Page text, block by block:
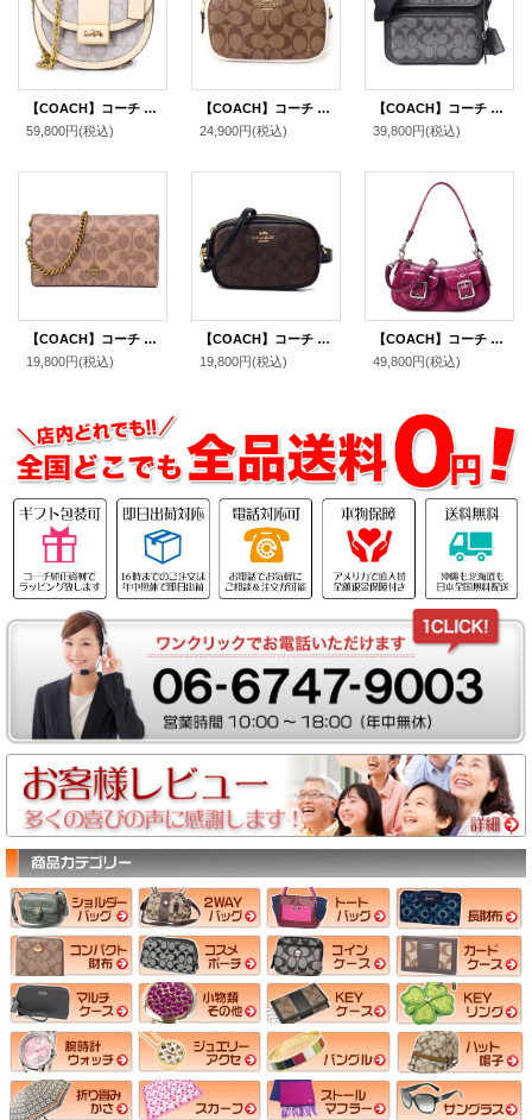
【COACH】コーチ バッグ レザー シグネチャー アリー チェーン ショルダー 2way クロスボディ 斜めがけ バッグ ストーンアイボリー（日本未発売）
59,800円(税込)
【COACH】コーチ コーティングキャンバス スムースレザー シグネチャー コンバーチブル ベルトバッグ 3way ショルダー 斜め掛け クラッチ ウエスト ヒップバッグ カーキ×チャーク〔日本未発売〕
24,900円(税込)
【COACH】コーチ メンズ コーティングキャンバス レザー シグネチャー サリバン クロスボディ フラップ メッセンジャー カメラ 斜め掛け ショルダーバッグ ブラック×チャコール〔日本未発売〕
39,800円(税込)
【COACH】コーチ シグネチャー コンバーチブル ベルトバッグ 3way チェーン ショルダー 斜め掛け クラッチ ウエスト ヒップバッグ タン×ラスト〔日本未発売〕
19,800円(税込)
【COACH】コーチ コーティングキャンバス スムースレザー シグネチャー ベルトバッグ 3way ショルダー 斜め掛け クラッチ ウエスト ヒップバッグ ブラウン×ブラック〔日本未発売〕
19,800円(税込)
【COACH】コーチ バッグ パテントレザー アシュトン バゲット 2way クロスボディ 斜め掛け ショルダー ハンドバッグ ピンク（日本未発売）
49,800円(税込)